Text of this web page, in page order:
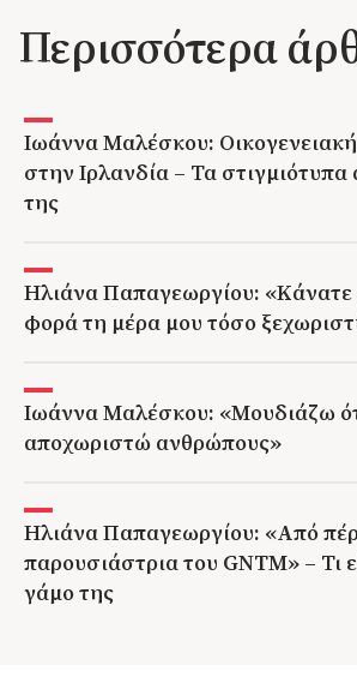
Περισσότερα
Ιωάννα Μαλέσκου:
στην Ιρλανδία – Τα στιγμιότυπα
της
Ηλιάνα Παπαγεωργίου: «Κάνατε
φορά τη μέρα μου τόσο
Ιωάννα Μαλέσκου: «Μουδιάζω
αποχωριστώ ανθρώπους»
Ηλιάνα Παπαγεωργίου: «Από
παρουσιάστρια του GNTM» – Τι
γάμο της